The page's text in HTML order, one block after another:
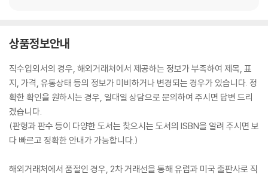
상품정보안내
직수입외서의 경우, 해외거래처에서 제공하는 정보가 부족하여 제목, 표
지, 가격, 유통상태 등의 정보가 미비하거나 변경되는 경우가 있습니다. 정
확한 확인을 원하시는 경우, 일대일 상담으로 문의하여 주시면 답변 드리
겠습니다.
(판형과 판수 등이 다양한 도서는 찾으시는 도서의 ISBN을 알려 주시면 보
다 빠르고 정확한 안내가 가능합니다.)
해외거래처에서 품절인 경우, 2차 거래선을 통해 유럽과 미국 출판사로 직